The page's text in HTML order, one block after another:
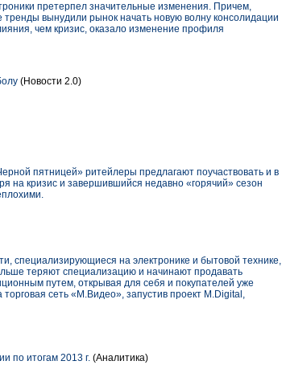
претерпел значительные изменения. Причем,
тренды вынудили рынок начать новую волну консолидации
чем кризис, оказало изменение профиля
(Новости 2.0)
пятницей» ритейлеры предлагают поучаствовать и в
на кризис и завершившийся недавно «горячий» сезон
специализирующиеся на электронике и бытовой технике,
теряют специализацию и начинают продавать
путем, открывая для себя и покупателей уже
сеть «М.Видео», запустив проект M.Digital,
по итогам 2013 г. (Аналитика)